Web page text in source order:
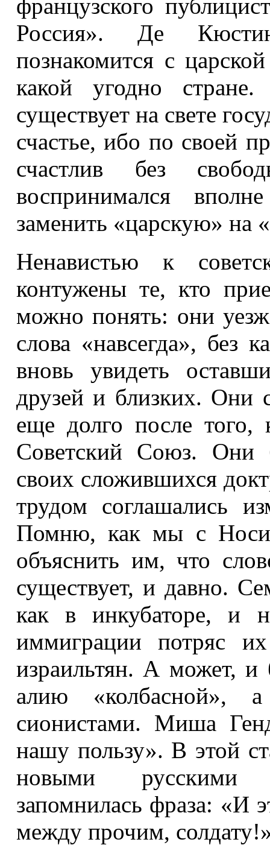
французского
Россия». Де
познакомится с
какой угодно
существует на свете
счастье, ибо по своей
счастлив без
воспринимался
заменить «царскую» на
Ненавистью к
контужены те, кто
можно понять: они
слова «навсегда»,
вновь увидеть
друзей и близких. Они
еще долго после того,
Советский Союз. Они
своих сложившихся
трудом соглашались
Помню, как мы с
объяснить им, что
существует, и давно.
как в инкубаторе, и
иммиграции потряс
израильтян. А может,
алию «колбасной»,
сионистами. Миша
нашу пользу». В этой
новыми русскими
запомнилась фраза: «И
между прочим,